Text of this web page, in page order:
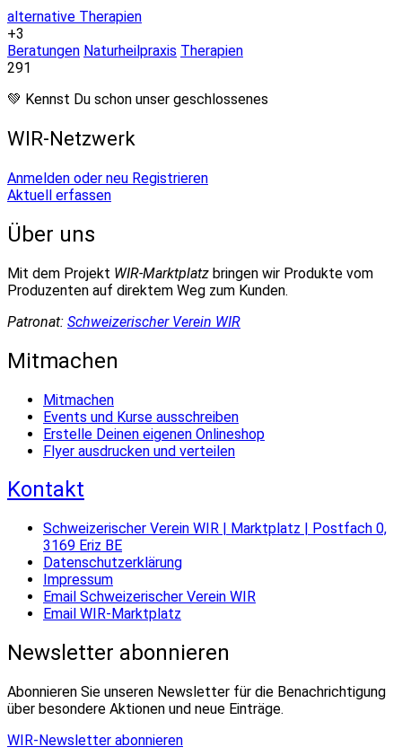
alternative Therapien
+3
Beratungen Naturheilpraxis Therapien
291
💚 Kennst Du schon unser geschlossenes
WIR-Netzwerk
Anmelden oder neu Registrieren
Aktuell erfassen
Über uns
Mit dem Projekt WIR-Marktplatz bringen wir Produkte vom
Produzenten auf direktem Weg zum Kunden.
Patronat: Schweizerischer Verein WIR
Mitmachen
Mitmachen
Events und Kurse ausschreiben
Erstelle Deinen eigenen Onlineshop
Flyer ausdrucken und verteilen
Kontakt
Schweizerischer Verein WIR | Marktplatz | Postfach 0,
3169 Eriz BE
Datenschutzerklärung
Impressum
Email Schweizerischer Verein WIR
Email WIR-Marktplatz
Newsletter abonnieren
Abonnieren Sie unseren Newsletter für die Benachrichtigung
über besondere Aktionen und neue Einträge.
WIR-Newsletter abonnieren